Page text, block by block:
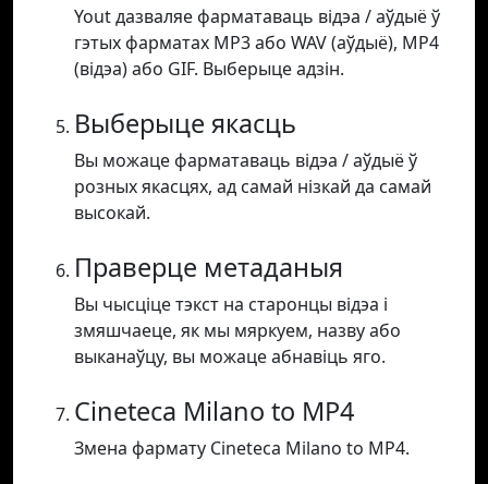
Yout дазваляе фарматаваць відэа / аўдыё ў
гэтых фарматах MP3 або WAV (аўдыё), MP4
(відэа) або GIF. Выберыце адзін.
Выберыце якасць
Вы можаце фарматаваць відэа / аўдыё ў
розных якасцях, ад самай нізкай да самай
высокай.
Праверце метаданыя
Вы чысціце тэкст на старонцы відэа і
змяшчаеце, як мы мяркуем, назву або
выканаўцу, вы можаце абнавіць яго.
Cineteca Milano to MP4
Змена фармату Cineteca Milano to MP4.